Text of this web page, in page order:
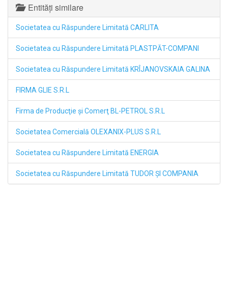
Entități similare
Societatea cu Răspundere Limitată CARLITA
Societatea cu Răspundere Limitată PLASTPĂT-COMPANI
Societatea cu Răspundere Limitată KRÎJANOVSKAIA GALINA
FIRMA GLIE S.R.L
Firma de Producţie şi Comerţ BL-PETROL S.R.L
Societatea Comercială OLEXANIX-PLUS S.R.L
Societatea cu Răspundere Limitată ENERGIA
Societatea cu Răspundere Limitată TUDOR ŞI COMPANIA